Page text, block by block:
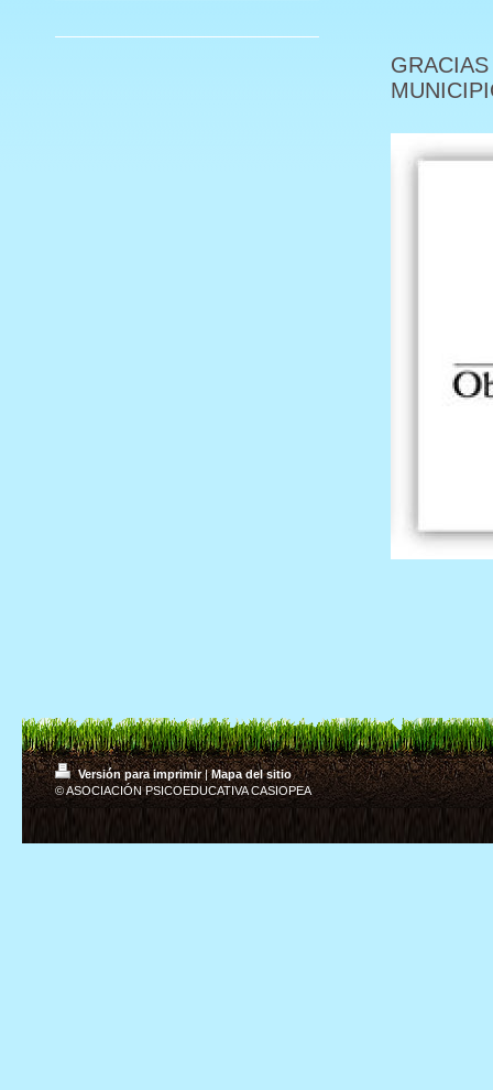
Versión para imprimir| Mapa del sitio
© ASOCIACIÓN PSICOEDUCATIVA CASIOPEA